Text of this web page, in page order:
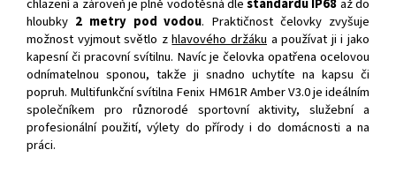
chlazení a zároveň je plně vodotěsná dlestandardu IP68až do
hloubky 2 metry pod vodou. Praktičnost čelovky zvyšuje
možnost vyjmout světlo zhlavového držáku a používat ji i jako
kapesní či pracovní svítilnu. Navíc je čelovka opatřena ocelovou
odnímatelnou sponou, takže ji snadno uchytíte na kapsu či
popruh. Multifunkční svítilna Fenix HM61R Amber V3.0 je ideálním
společníkem pro různorodé sportovní aktivity, služební a
profesionální použití, výlety do přírody i do domácnosti a na
práci.